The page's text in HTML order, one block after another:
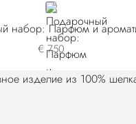
NEUTRAL
€ 750